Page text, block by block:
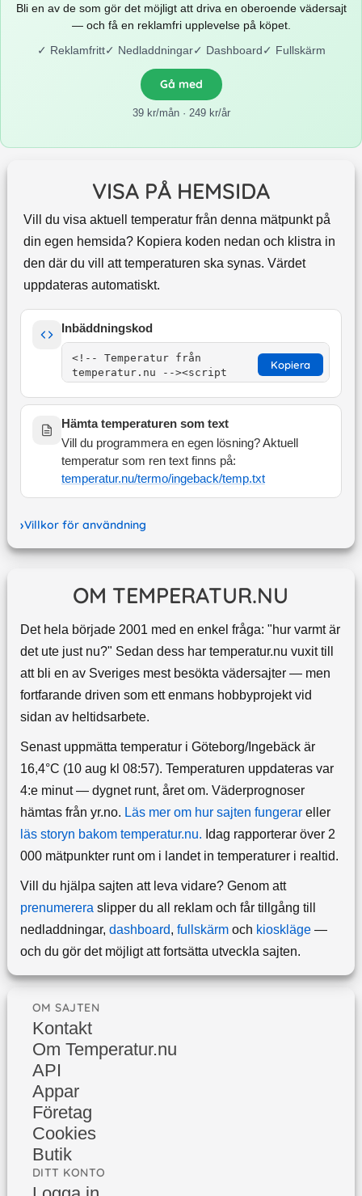
Bli en av de som gör det möjligt att driva en oberoende vädersajt
— och få en reklamfri upplevelse på köpet.
✓ Reklamfritt✓ Nedladdningar✓ Dashboard✓ Fullskärm
Gå med
39 kr/mån · 249 kr/år
VISA PÅ HEMSIDA
Vill du visa aktuell temperatur från denna mätpunkt på
din egen hemsida? Kopiera koden nedan och klistra in
den där du vill att temperaturen ska synas. Värdet
uppdateras automatiskt.
Inbäddningskod
Kopiera
Hämta temperaturen som text
Vill du programmera en egen lösning? Aktuell
temperatur som ren text finns på:
temperatur.nu/termo/ingeback/temp.txt
Villkor för användning
OM TEMPERATUR.NU
Det hela började 2001 med en enkel fråga: "hur varmt är
det ute just nu?" Sedan dess har temperatur.nu vuxit till
att bli en av Sveriges mest besökta vädersajter — men
fortfarande driven som ett enmans hobbyprojekt vid
sidan av heltidsarbete.
Senast uppmätta temperatur i Göteborg/Ingebäck är
16,4°C (10 aug kl 08:57). Temperaturen uppdateras var
4:e minut — dygnet runt, året om. Väderprognoser
hämtas från yr.no. Läs mer om hur sajten fungerareller
läs storyn bakom temperatur.nu. Idag rapporterar över 2
000 mätpunkter runt om i landet in temperaturer i realtid.
Vill du hjälpa sajten att leva vidare? Genom att
prenumereraslipper du all reklam och får tillgång till
nedladdningar, dashboard, fullskärmoch kioskläge—
och du gör det möjligt att fortsätta utveckla sajten.
OM SAJTEN
Kontakt
Om Temperatur.nu
API
Appar
Företag
Cookies
Butik
DITT KONTO